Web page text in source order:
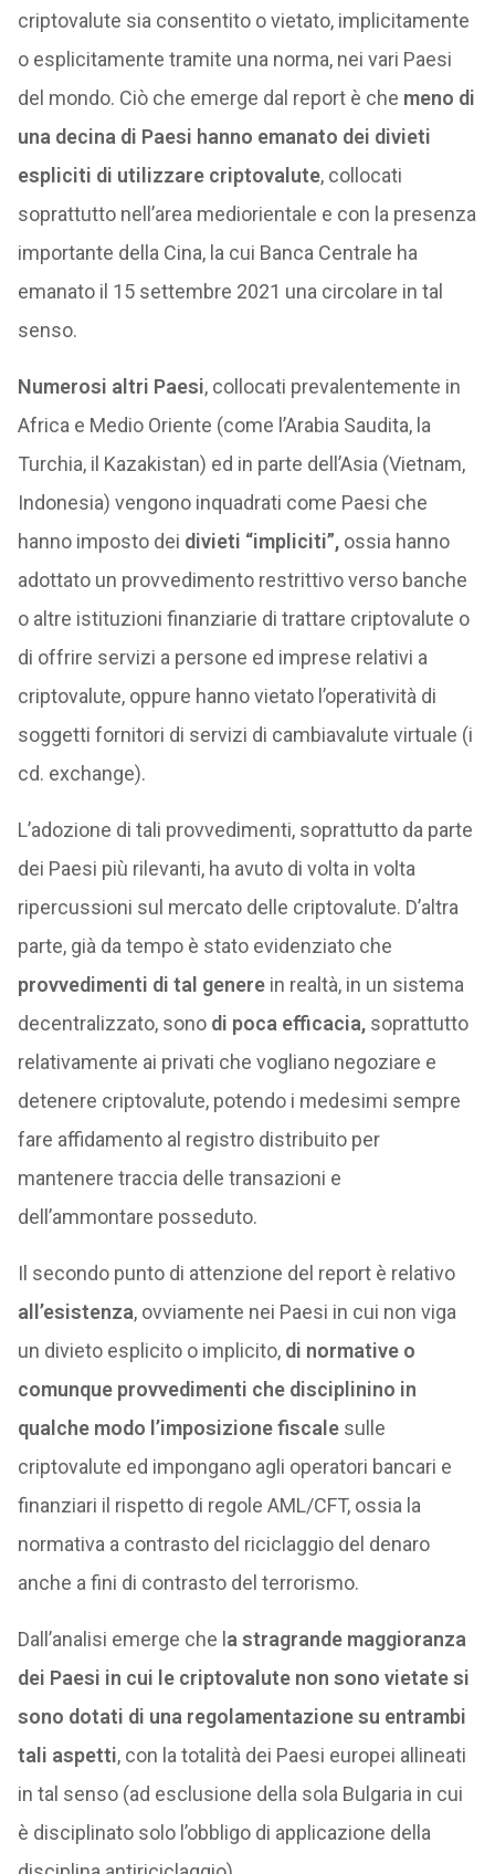
criptovalute sia consentito o vietato, implicitamente
o esplicitamente tramite una norma, nei vari Paesi
del mondo. Ciò che emerge dal report è che meno di
una decina di Paesi hanno emanato dei divieti
espliciti di utilizzare criptovalute, collocati
soprattutto nell’area mediorientale e con la presenza
importante della Cina, la cui Banca Centrale ha
emanato il 15 settembre 2021 una circolare in tal
senso.
Numerosi altri Paesi, collocati prevalentemente in
Africa e Medio Oriente (come l’Arabia Saudita, la
Turchia, il Kazakistan) ed in parte dell’Asia (Vietnam,
Indonesia) vengono inquadrati come Paesi che
hanno imposto dei divieti “impliciti”,ossia hanno
adottato un provvedimento restrittivo verso banche
o altre istituzioni finanziarie di trattare criptovalute o
di offrire servizi a persone ed imprese relativi a
criptovalute, oppure hanno vietato l’operatività di
soggetti fornitori di servizi di cambiavalute virtuale (i
cd. exchange).
L’adozione di tali provvedimenti, soprattutto da parte
dei Paesi più rilevanti, ha avuto di volta in volta
ripercussioni sul mercato delle criptovalute. D’altra
parte, già da tempo è stato evidenziato che
provvedimenti di tal generein realtà, in un sistema
decentralizzato, sono di poca efficacia,soprattutto
relativamente ai privati che vogliano negoziare e
detenere criptovalute, potendo i medesimi sempre
fare affidamento al registro distribuito per
mantenere traccia delle transazioni e
dell’ammontare posseduto.
Il secondo punto di attenzione del report è relativo
all’esistenza, ovviamente nei Paesi in cui non viga
un divieto esplicito o implicito, di normative o
comunque provvedimenti che disciplinino in
qualche modo l’imposizione fiscale sulle
criptovalute ed impongano agli operatori bancari e
finanziari il rispetto di regole AML/CFT, ossia la
normativa a contrasto del riciclaggio del denaro
anche a fini di contrasto del terrorismo.
Dall’analisi emerge che l a stragrande maggioranza
dei Paesi in cui le criptovalute non sono vietate si
sono dotati di una regolamentazione su entrambi
tali aspetti, con la totalità dei Paesi europei allineati
in tal senso (ad esclusione della sola Bulgaria in cui
è disciplinato solo l’obbligo di applicazione della